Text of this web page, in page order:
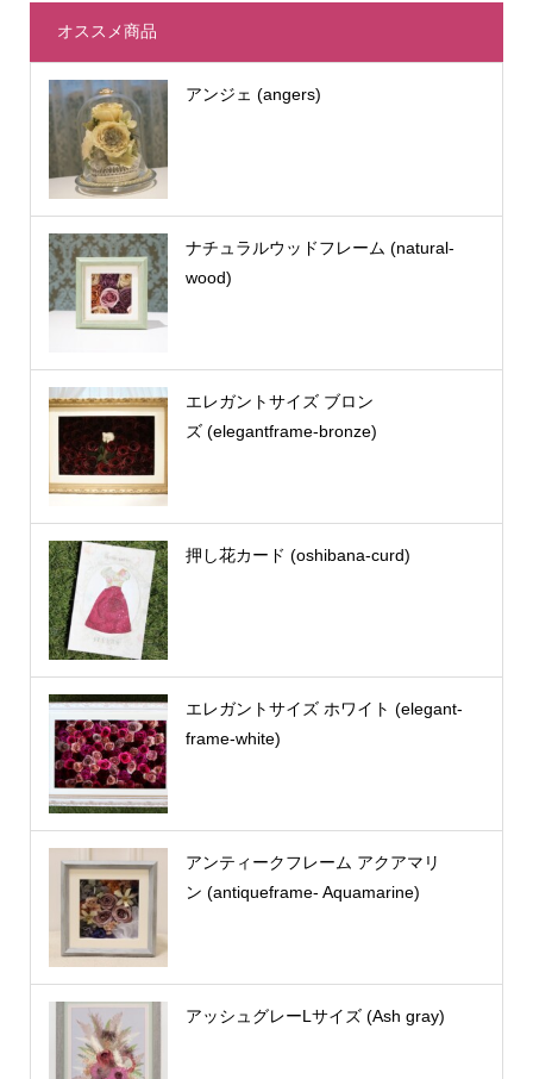
オススメ商品
アンジェ (angers)
ナチュラルウッドフレーム (natural-
wood)
エレガントサイズ ブロン
ズ (elegantframe-bronze)
押し花カード (oshibana-curd)
エレガントサイズ ホワイト (elegant-
frame-white)
アンティークフレーム アクアマリ
ン (antiqueframe- Aquamarine)
アッシュグレーLサイズ (Ash gray)